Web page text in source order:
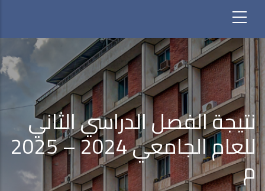
نتيجة الفصل الدراسي الثاني
للعام الجامعي 2024 – 2025
م